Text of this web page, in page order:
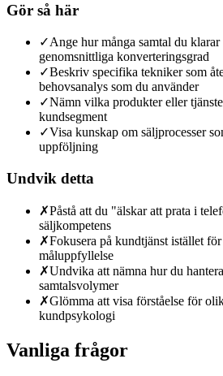
Gör så här
✓Ange hur många samtal du
genomsnittliga konverteringsgrad
✓Beskriv specifika tekniker som
behovsanalys som du använder
✓Nämn vilka produkter eller
kundsegment
✓Visa kunskap om säljprocesser
uppföljning
Undvik detta
✗Påstå att du "älskar att prata i
säljkompetens
✗Fokusera på kundtjänst istället
måluppfyllelse
✗Undvika att nämna hur du
samtalsvolymer
✗Glömma att visa förståelse för
kundpsykologi
Vanliga frågor